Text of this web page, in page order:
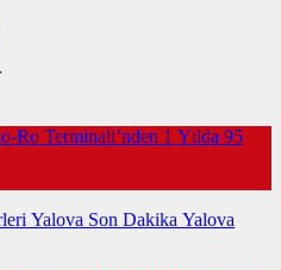
Ro Terminali’nden 1 Yılda 95
Yalova Son Dakika Yalova